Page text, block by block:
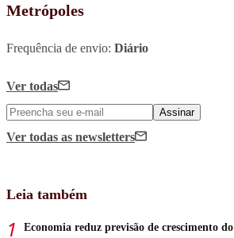
Metrópoles
Frequência de envio: Diário
Ver todas
Assinar
Ver todas as newsletters
Leia também
Economia reduz previsão de crescimento